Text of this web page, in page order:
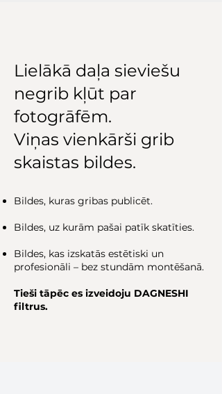
Lielākā daļa sieviešu
negrib kļūt par
fotogrāfēm.
Viņas vienkārši grib
skaistas bildes.
Bildes, kuras gribas publicēt.
Bildes, uz kurām pašai patīk skatīties.
Bildes, kas izskatās estētiski un
profesionāli – bez stundām montēšanā.
Tieši tāpēc es izveidoju DAGNESHI
filtrus.